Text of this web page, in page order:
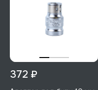
372 ₽